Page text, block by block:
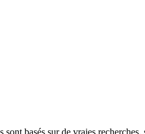
basés sur de vraies